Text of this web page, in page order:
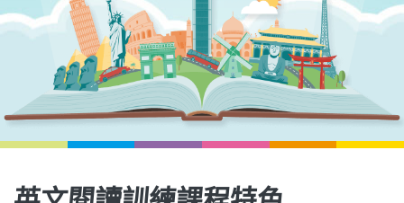
IELTS 雅思課程
GEPT 全民英檢課程
TOEFL 托福課程
自然發音
英文聽力養成
開口溜英文
旅遊英文
基礎字彙
特色課程
主題課程
英語俱樂部
ECAM
Let's Talk
線上真人
日語
西班牙語
更多
影音學英文
英文能力測驗
學員故事
學員讚出來
活動花絮
校園贊助
企業服務